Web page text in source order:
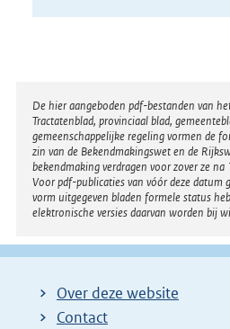
Disclaimer
De hier aangeboden pdf-bestanden van
Tractatenblad, provinciaal blad,
gemeenschappelijke regeling vormen de
zin van de Bekendmakingswet en de
bekendmaking verdragen voor zover ze
Voor pdf-publicaties van vóór deze datum
vorm uitgegeven bladen formele status
elektronische versies daarvan worden bij
Over deze website
Contact